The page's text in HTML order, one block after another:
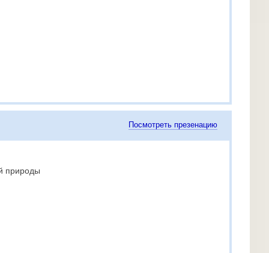
Посмотреть презенацию
природы